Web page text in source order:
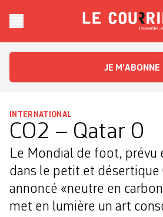
Le
JE M'ABONNE
INTERNATIONAL
CO2 – Qatar 0
Le Mondial de foot, prévu
dans le petit et désertique
annoncé «neutre en
met en lumière un art